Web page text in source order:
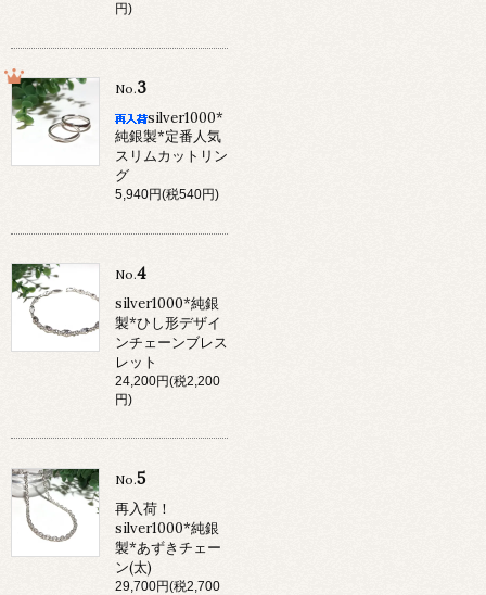
円)
No.3
silver1000*
純銀製*定番人気
スリムカットリン
グ
5,940円(税540円)
No.4
silver1000*純銀
製*ひし形デザイ
ンチェーンブレス
レット
24,200円(税2,200
円)
No.5
再入荷！
silver1000*純銀
製*あずきチェー
ン(太)
29,700円(税2,700